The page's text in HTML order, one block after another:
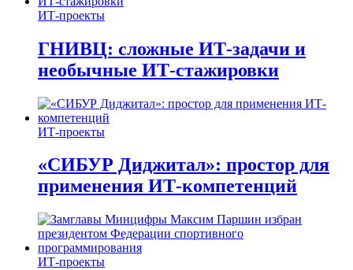
ИТ-проекты
ГНИВЦ: сложные ИТ‑задачи и
необычные ИТ‑стажировки
ИТ-проекты
«СИБУР Диджитал»: простор для
применения ИТ-компетенций
ИТ-проекты